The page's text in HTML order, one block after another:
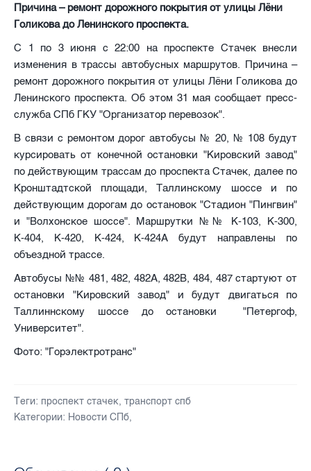
Причина – ремонт дорожного покрытия от улицы Лёни
Голикова до Ленинского проспекта.
С 1 по 3 июня с 22:00 на проспекте Стачек внесли
изменения в трассы автобусных маршрутов. Причина –
ремонт дорожного покрытия от улицы Лёни Голикова до
Ленинского проспекта. Об этом 31 мая сообщает пресс-
служба СПб ГКУ "Организатор перевозок".
В связи с ремонтом дорог автобусы № 20, № 108 будут
курсировать от конечной остановки "Кировский завод"
по действующим трассам до проспекта Стачек, далее по
Кронштадтской площади, Таллинскому шоссе и по
действующим дорогам до остановок "Стадион "Пингвин"
и "Волхонское шоссе". Маршрутки №№ К-103, К-300,
К-404, К-420, К-424, К-424А будут направлены по
объездной трассе.
Автобусы №№ 481, 482, 482А, 482В, 484, 487 стартуют от
остановки "Кировский завод" и будут двигаться по
Таллиннскому шоссе до остановки "Петергоф,
Университет".
Фото: "Горэлектротранс"
Теги: проспект стачек, транспорт спб
Категории: Новости СПб,